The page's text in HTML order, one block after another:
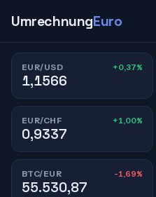
UmrechnungEuro
EUR/USD +0,37%
1,1566
EUR/CHF +1,00%
0,9337
BTC/EUR -1,69%
55.530,87